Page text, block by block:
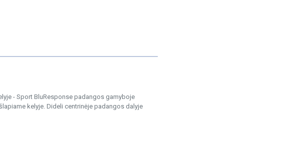
- Sport BluResponse padangos gamyboje
kelyje. Dideli centrinėje padangos dalyje